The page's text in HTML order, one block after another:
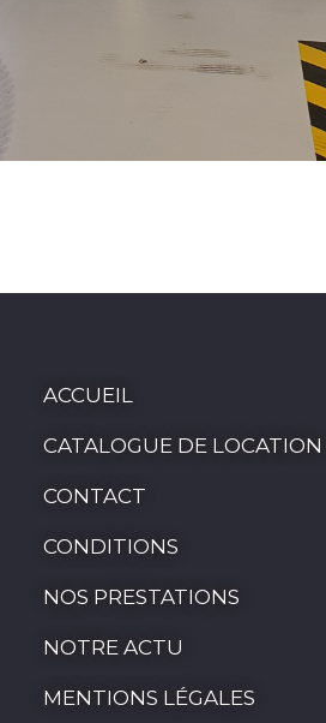
ACCUEIL
CATALOGUE DE LOCATION
CONTACT
CONDITIONS
NOS PRESTATIONS
NOTRE ACTU
MENTIONS LÉGALES